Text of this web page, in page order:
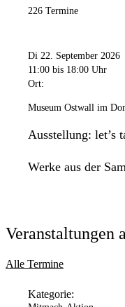
226 Termine
Di 22. September 2026
11:00 bis 18:00 Uhr
Ort:
Museum Ostwall im
Ausstellung: let’s
Werke aus der
Veranstaltungen
Alle Termine
Kategorie: